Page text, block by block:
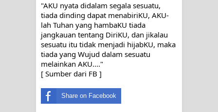
"AKU nyata didalam segala sesuatu,
tiada dinding dapat menabiriKU, AKU-
lah Tuhan yang hambaKU tiada
jangkauan tentang DiriKU, dan jikalau
sesuatu itu tidak menjadi hijabKU, maka
tiada yang Wujud dalam sesuatu
melainkan AKU...."
[ Sumber dari FB ]
Share on Facebook